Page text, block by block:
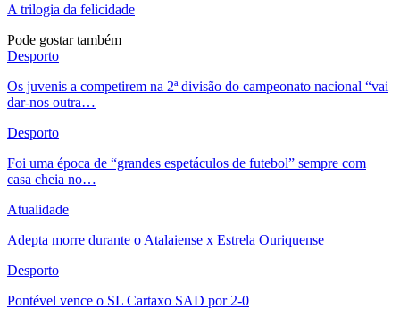
A trilogia da felicidade
Pode gostar também
Desporto
Os juvenis a competirem na 2ª divisão do campeonato nacional “vai
dar-nos outra…
Desporto
Foi uma época de “grandes espetáculos de futebol” sempre com
casa cheia no…
Atualidade
Adepta morre durante o Atalaiense x Estrela Ouriquense
Desporto
Pontével vence o SL Cartaxo SAD por 2-0